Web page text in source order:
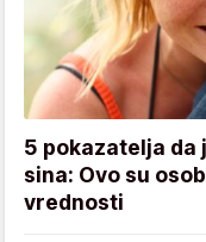
5 pokazatelja da
sina: Ovo su
vrednosti